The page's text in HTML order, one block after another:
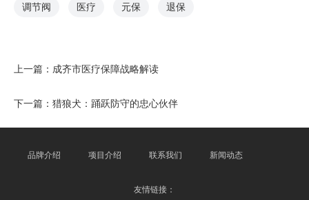
调节阀 医疗 元保 退保
上一篇： 成齐市医疗保障战略解读
下一篇： 猎狼犬：踊跃防守的忠心伙伴
品牌介绍 项目介绍 联系我们 新闻动态
友情链接：